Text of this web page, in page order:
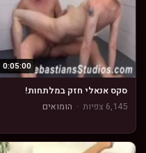
0:05:00
סקס אנאלי חזק במלתחות!
6,145 צפיות
· הומואים